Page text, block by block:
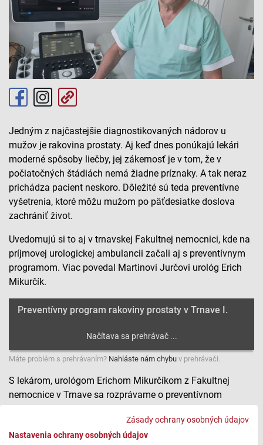
Zásady ochrany osobných údajov
Nastavenia ochrany osobných údajov
Jedným z najčastejšie diagnostikovaných nádorov u
mužov je rakovina prostaty. Aj keď dnes ponúkajú lekári
moderné spôsoby liečby, jej zákernosť je v tom, že v
počiatočných štádiách nemá žiadne príznaky. A tak neraz
prichádza pacient neskoro. Dôležité sú teda preventívne
vyšetrenia, ktoré môžu mužom po päťdesiatke doslova
zachrániť život.
Uvedomujú si to aj v trnavskej Fakultnej nemocnici, kde na
príjmovej urologickej ambulancii začali aj s preventívnym
programom. Viac povedal Martinovi Jurčovi urológ Erich
Mikurčík.
Preventívny program rakoviny prostaty v Trnave I.
Máte problém s prehrávaním? Nahláste nám chybu v prehrávači.
S lekárom, urológom Erichom Mikurčíkom z Fakultnej
nemocnice v Trnave sa rozprávame o preventívnom
pre pacienta ako liečba. Aj preto kladú pri tomto ochorení
dôraz na skríning – rakovina prostaty totiž v začiatočných